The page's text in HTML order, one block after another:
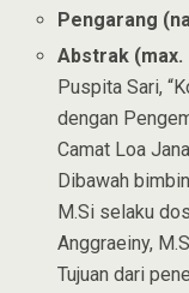
Pengarang
Abstrak (max.
Puspita Sari,
dengan
Camat Loa
Dibawah
M.Si selaku
Anggraeiny,
Tujuan dari